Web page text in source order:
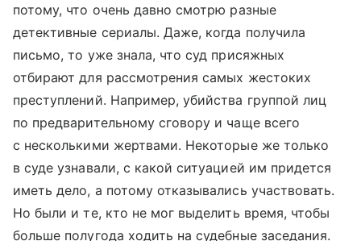
потому, что очень давно смотрю разные
детективные сериалы. Даже, когда получила
письмо, то уже знала, что суд присяжных
отбирают для рассмотрения самых жестоких
преступлений. Например, убийства группой лиц
по предварительному сговору и чаще всего
с несколькими жертвами. Некоторые же только
в суде узнавали, с какой ситуацией им придется
иметь дело, а потому отказывались участвовать.
Но были и те, кто не мог выделить время, чтобы
больше полугода ходить на судебные заседания.